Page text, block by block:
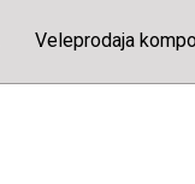
Veleprodaja